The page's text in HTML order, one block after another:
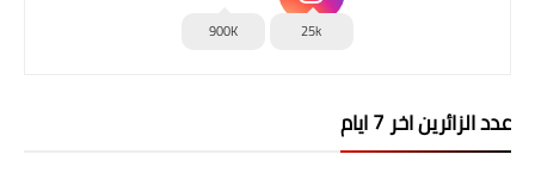
25k
900K
عدد الزائرين اخر 7 ايام